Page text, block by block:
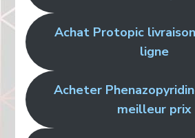
Achat Protopic
ligne
Acheter
meilleur prix